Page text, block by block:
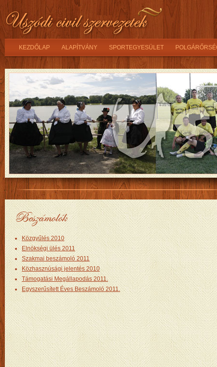
KEZDŐLAP ALAPÍTVÁNY SPORTEGYESÜLET
Beszámolók
Közgyűlés 2010
Elnökségi ülés 2011
Szakmai beszámoló 2011
Közhasznúsági jelentés 2010
Támogatási Megállapodás 2011.
Egyszerűsített Éves Beszámoló 2011.